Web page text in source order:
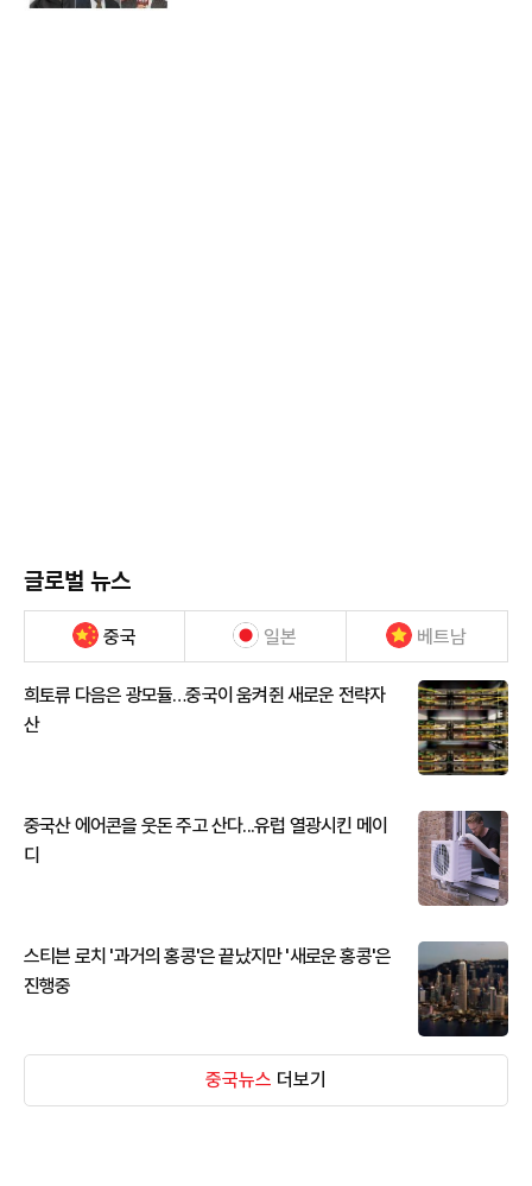
글로벌 뉴스
중국 일본 베트남
희토류 다음은 광모듈…중국이 움켜쥔 새로운 전략자
산
중국산 에어콘을 웃돈 주고 산다...유럽 열광시킨 메이
디
스티븐 로치 '과거의 홍콩'은 끝났지만 '새로운 홍콩'은
진행중
중국뉴스 더보기